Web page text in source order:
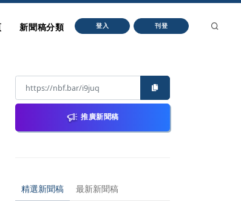
新聞稿分類 登入 刊登
推廣新聞稿
精選新聞稿 最新新聞稿